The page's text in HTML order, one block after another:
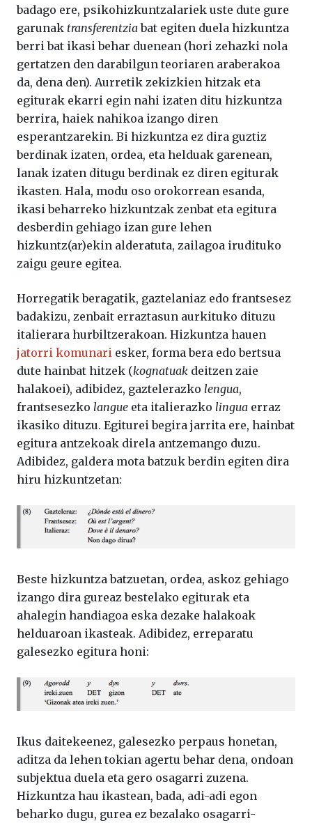
badago ere, psikohizkuntzalariek uste dute gure
garunak transferentziabat egiten duela hizkuntza
berri bat ikasi behar duenean (hori zehazki nola
gertatzen den darabilgun teoriaren araberakoa
da, dena den). Aurretik zekizkien hitzak eta
egiturak ekarri egin nahi izaten ditu hizkuntza
berrira, haiek nahikoa izango diren
esperantzarekin. Bi hizkuntza ez dira guztiz
berdinak izaten, ordea, eta helduak garenean,
lanak izaten ditugu berdinak ez diren egiturak
ikasten. Hala, modu oso orokorrean esanda,
ikasi beharreko hizkuntzak zenbat eta egitura
desberdin gehiago izan gure lehen
hizkuntz(ar)ekin alderatuta, zailagoa irudituko
zaigu geure egitea.
Horregatik beragatik, gaztelaniaz edo frantsesez
badakizu, zenbait erraztasun aurkituko dituzu
italierara hurbiltzerakoan. Hizkuntza hauen
jatorri komunari esker, forma bera edo bertsua
dute hainbat hitzek (kognatuak deitzen zaie
halakoei), adibidez, gaztelerazko lengua,
frantsesezko langue eta italierazko lingua erraz
ikasiko dituzu. Egiturei begira jarrita ere, hainbat
egitura antzekoak direla antzemango duzu.
Adibidez, galdera mota batzuk berdin egiten dira
hiru hizkuntzetan:
Beste hizkuntza batzuetan, ordea, askoz gehiago
izango dira gureaz bestelako egiturak eta
ahalegin handiagoa eska dezake halakoak
helduaroan ikasteak. Adibidez, erreparatu
galesezko egitura honi:
Ikus daitekeenez, galesezko perpaus honetan,
aditza da lehen tokian agertu behar dena, ondoan
subjektua duela eta gero osagarri zuzena.
Hizkuntza hau ikastean, bada, adi-adi egon
beharko dugu, gurea ez bezalako osagarri-